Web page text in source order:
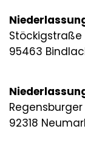
Stöckigstraße
95463
92318